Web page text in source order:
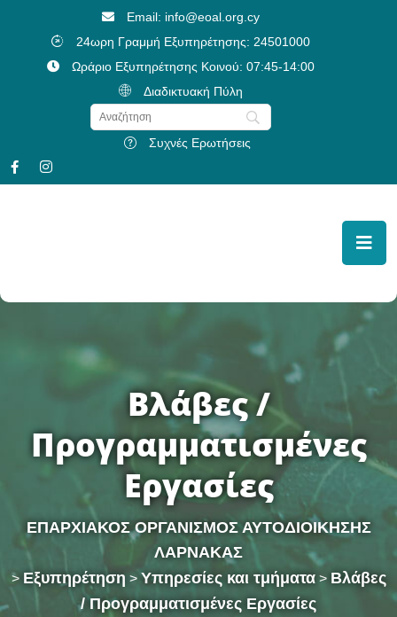
Email: info@eoal.org.cy
24ωρη Γραμμή Εξυπηρέτησης: 24501000
Ωράριο Εξυπηρέτησης Κοινού: 07:45-14:00
Διαδικτυακή Πύλη
Συχνές Ερωτήσεις
Βλάβες /
Προγραμματισμένες
Εργασίες
ΕΠΑΡΧΙΑΚΟΣ ΟΡΓΑΝΙΣΜΟΣ ΑΥΤΟΔΙΟΙΚΗΣΗΣ
ΛΑΡΝΑΚΑΣ
> Εξυπηρέτηση > Υπηρεσίες και τμήματα> Βλάβες
/ Προγραμματισμένες Εργασίες